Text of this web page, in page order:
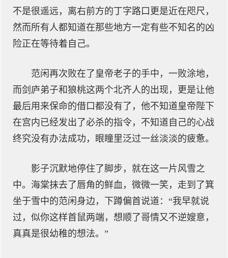
不是很遥远，离右前方的丁字路口更是近在咫尺，
然而所有人都知道在那些地方一定有些不知名的凶
险正在等待着自己。
范闲再次败在了皇帝老子的手中，一败涂地，
而剑庐弟子和狼桃这两个北齐人的出现，更是让他
最后用来保命的借口都没有了，他不知道皇帝陛下
在宫内已经发出了必杀的指令，不知道自己的心战
终究没有办法成功，眼瞳里泛过一丝淡淡的疲惫。
影子沉默地停住了脚步，就在这一片风雪之
中。海棠抹去了唇角的鲜血，微微一笑，走到了箕
坐于雪中的范闲身边，下蹲偏首说道：“我早就说
过，似你这样首鼠两端，想顺了哥情又不逆嫂意，
真真是很幼稚的想法。”